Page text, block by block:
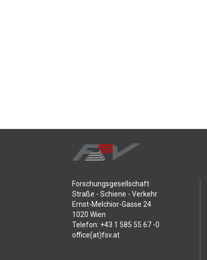
Forschungsgesellschaft
Straße - Schiene - Verkehr
Ernst-Melchior-Gasse 24
1020 Wien
Telefon: +43 1 585 55 67 -0
office(at)fsv.at